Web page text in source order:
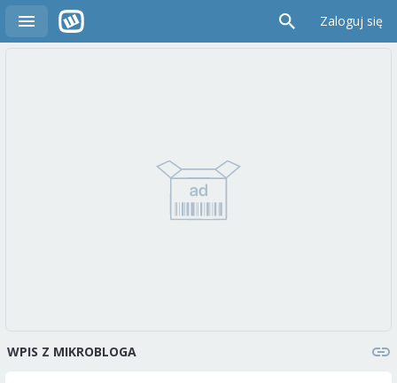
Zaloguj się
WPIS Z MIKROBLOGA